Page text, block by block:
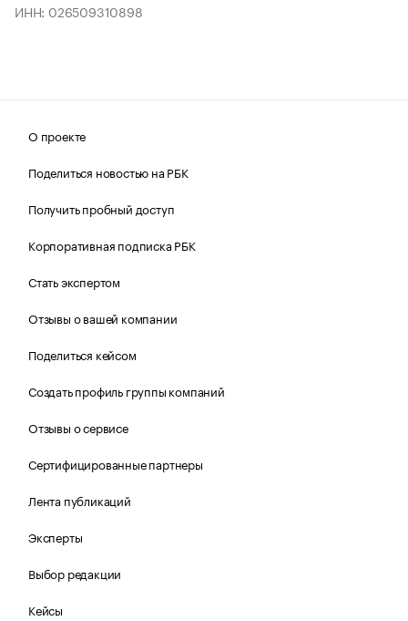
ИНН: 026509310898
О проекте
Поделиться новостью на РБК
Получить пробный доступ
Корпоративная подписка РБК
Стать экспертом
Отзывы о вашей компании
Поделиться кейсом
Создать профиль группы компаний
Отзывы о сервисе
Сертифицированные партнеры
Лента публикаций
Эксперты
Выбор редакции
Кейсы